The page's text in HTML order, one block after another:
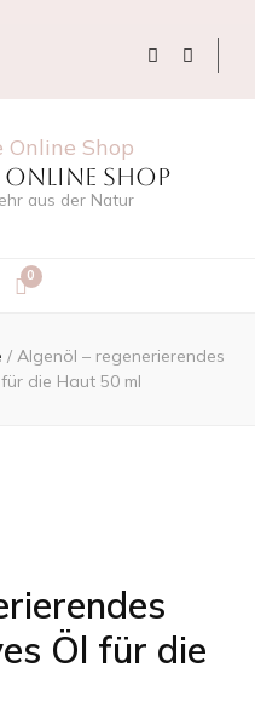
Shop
aus der Natur
0
/ Algenöl – regenerierendes
die Haut 50 ml
Öl für die